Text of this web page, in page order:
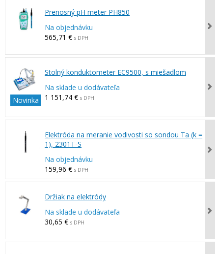
Prenosný pH meter PH850
Na objednávku
565,71 € s DPH
Novinka
Stolný konduktometer EC9500, s miešadlom
Na sklade u dodávateľa
1 151,74 € s DPH
Elektróda na meranie vodivosti so sondou Ta (k =
1), 2301T-S
Na objednávku
159,96 € s DPH
Držiak na elektródy
Na sklade u dodávateľa
30,65 € s DPH